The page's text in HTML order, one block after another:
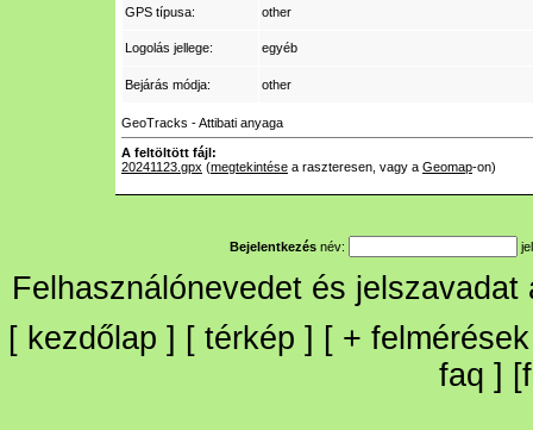
GPS típusa: other
Logolás jellege: egyéb
Bejárás módja: other
GeoTracks - Attibati anyaga
A feltöltött fájl:
20241123.gpx (megtekintése a raszteresen, vagy a Geomap-on)
Bejelentkezés név:
Felhasználónevedet és
[ kezdőlap ] [ térkép ] [ + felmérések
faq ] [